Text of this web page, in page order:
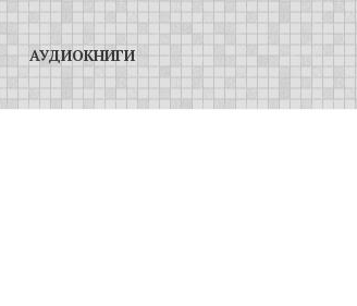
АУДИОКНИГИ